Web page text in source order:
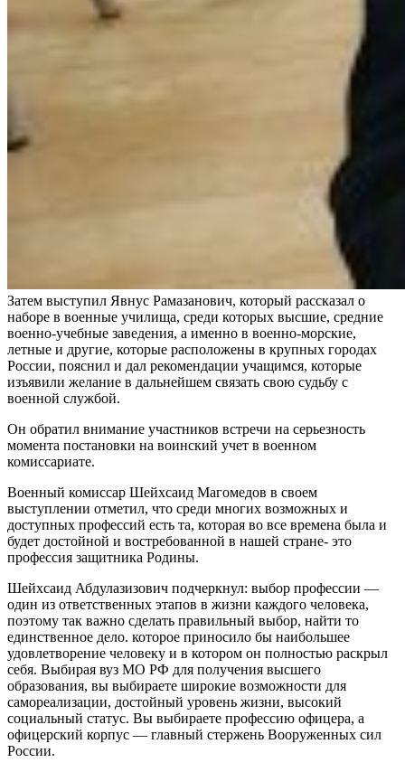
Затем выступил Явнус Рамазанович, который рассказал о
наборе в военные училища, среди которых высшие, средние
военно-учебные заведения, а именно в военно-морские,
летные и другие, которые расположены в крупных городах
России, пояснил и дал рекомендации учащимся, которые
изъявили желание в дальнейшем связать свою судьбу с
военной службой.
Он обратил внимание участников встречи на серьезность
момента постановки на воинский учет в военном
комиссариате.
Военный комиссар Шейхсаид Магомедов в своем
выступлении отметил, что среди многих возможных и
доступных профессий есть та, которая во все времена была и
будет достойной и востребованной в нашей стране- это
профессия защитника Родины.
Шейхсаид Абдулазизович подчеркнул: выбор профессии —
один из ответственных этапов в жизни каждого человека,
поэтому так важно сделать правильный выбор, найти то
единственное дело. которое приносило бы наибольшее
удовлетворение человеку и в котором он полностью раскрыл
себя. Выбирая вуз МО РФ для получения высшего
образования, вы выбираете широкие возможности для
самореализации, достойный уровень жизни, высокий
социальный статус. Вы выбираете профессию офицера, а
офицерский корпус — главный стержень Вооруженных сил
России.